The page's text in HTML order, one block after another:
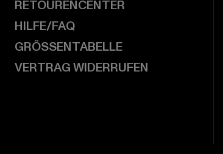
RETOURENCENTER
HILFE/FAQ
GRÖSSENTABELLE
VERTRAG WIDERRUFEN